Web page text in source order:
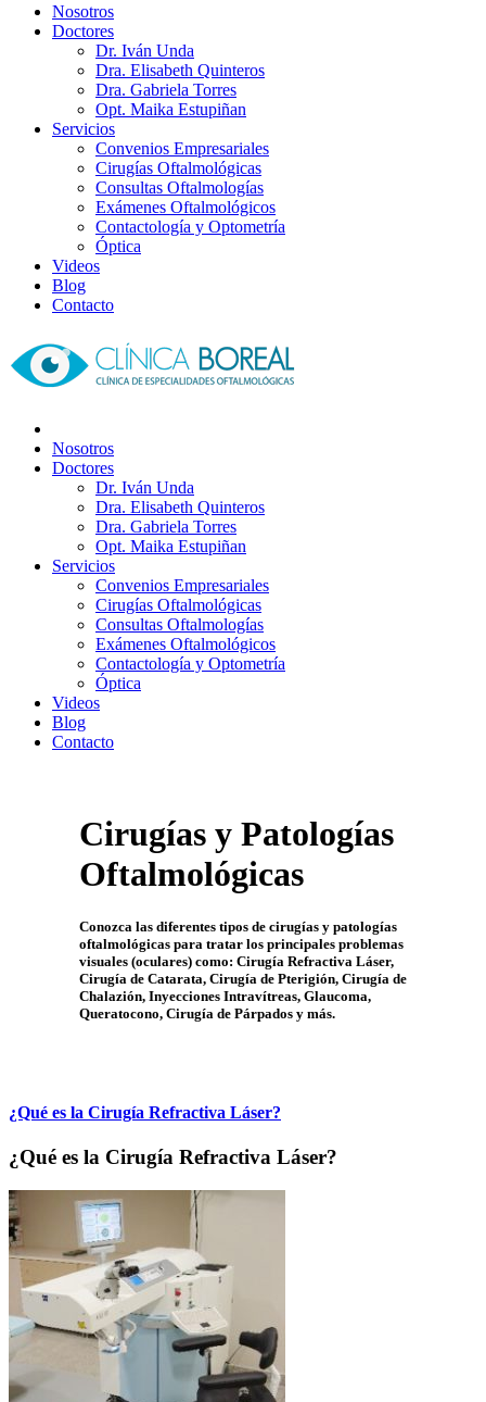
Nosotros
Doctores
Dr. Iván Unda
Dra. Elisabeth Quinteros
Dra. Gabriela Torres
Opt. Maika Estupiñan
Servicios
Convenios Empresariales
Cirugías Oftalmológicas
Consultas Oftalmologías
Exámenes Oftalmológicos
Contactología y Optometría
Óptica
Videos
Blog
Contacto
Nosotros
Doctores
Dr. Iván Unda
Dra. Elisabeth Quinteros
Dra. Gabriela Torres
Opt. Maika Estupiñan
Servicios
Convenios Empresariales
Cirugías Oftalmológicas
Consultas Oftalmologías
Exámenes Oftalmológicos
Contactología y Optometría
Óptica
Videos
Blog
Contacto
Cirugías y Patologías
Oftalmológicas
Conozca las diferentes tipos de cirugías y patologías
oftalmológicas para tratar los principales problemas
visuales (oculares) como: Cirugía Refractiva Láser,
Cirugía de Catarata, Cirugía de Pterigión, Cirugía de
Chalazión, Inyecciones Intravítreas, Glaucoma,
Queratocono, Cirugía de Párpados y más.
¿Qué es la Cirugía Refractiva Láser?
¿Qué es la Cirugía Refractiva Láser?